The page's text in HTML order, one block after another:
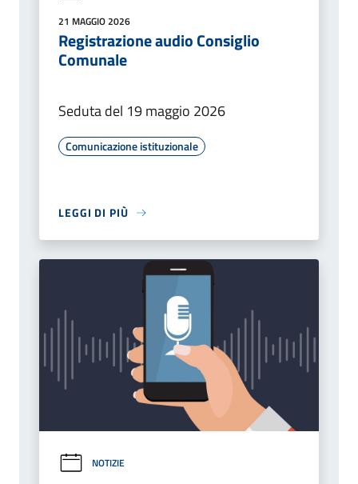
21 MAGGIO 2026
Registrazione audio Consiglio
Comunale
Seduta del 19 maggio 2026
Comunicazione istituzionale
LEGGI DI PIÙ
NOTIZIE